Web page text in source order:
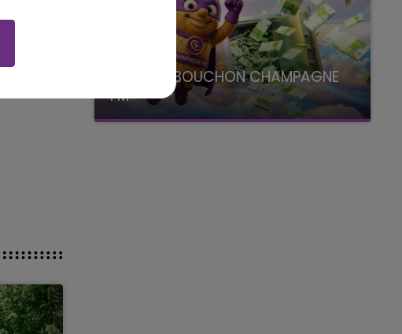
LE SUPER BOUCHON CHAMPAGNE
FM
avec La Famille Champagne FM, à 8H10